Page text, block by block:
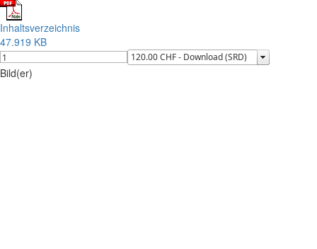
Inhaltsverzeichnis
47.919 KB
Bild(er)